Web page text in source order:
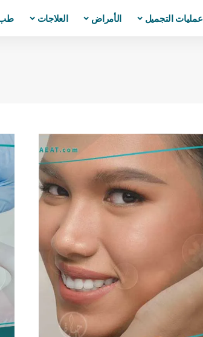
عمليات التجميل الأمراض العلاجات